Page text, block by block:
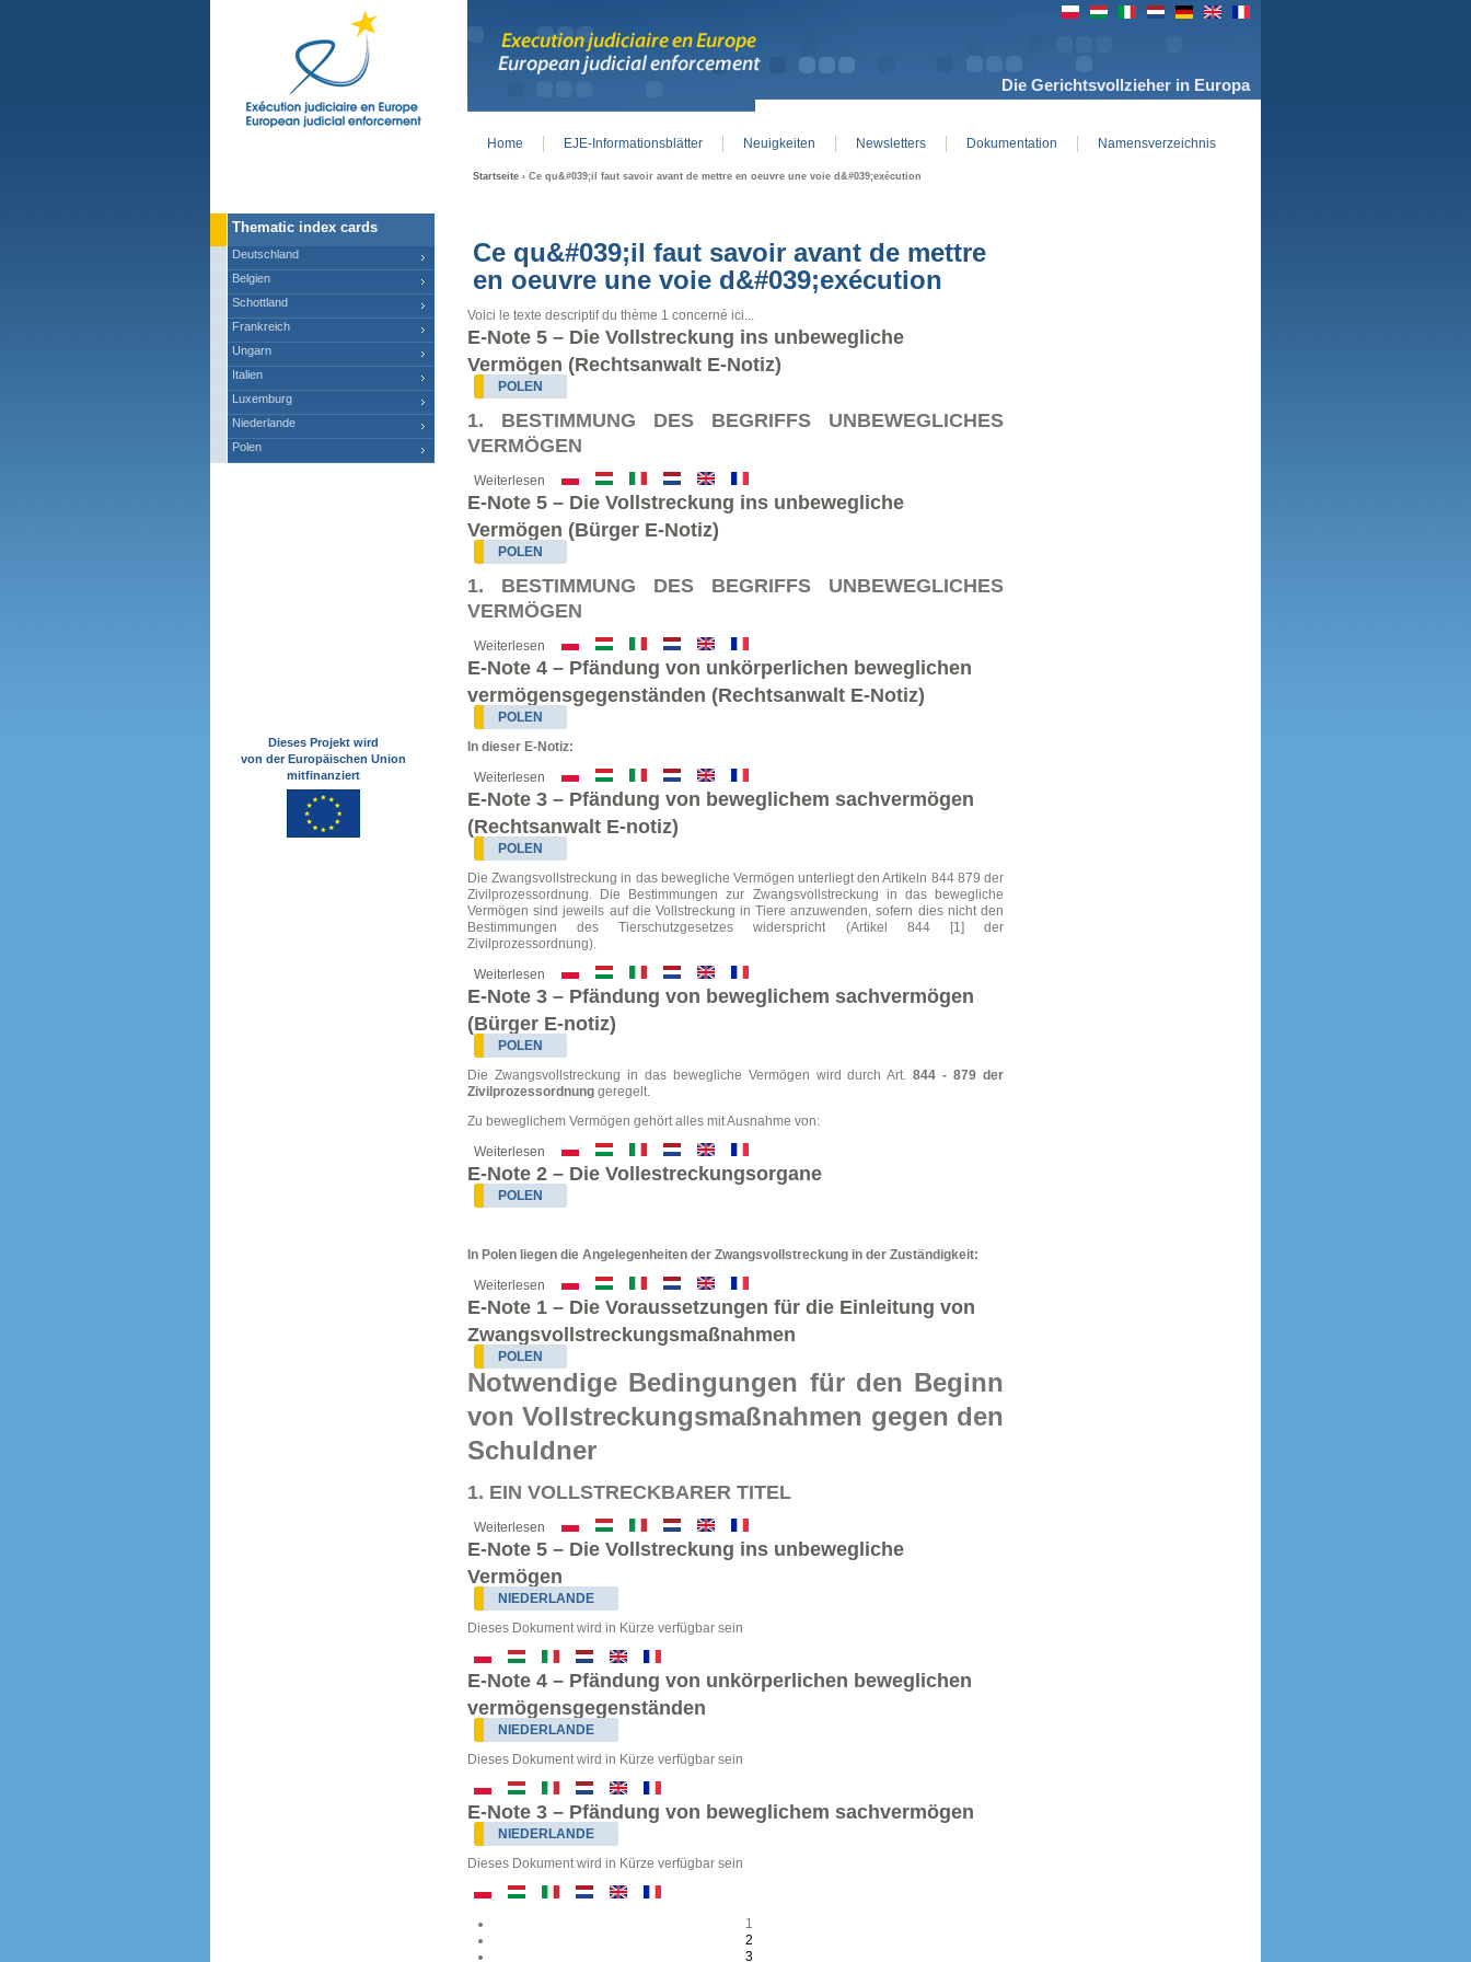
Die Gerichtsvollzieher in Europa
Startseite › Ce qu&#039;il faut savoir avant de mettre en oeuvre une voie d&#039;exécution
Ce qu&#039;il faut savoir avant de mettre
en oeuvre une voie d&#039;exécution
Voici le texte descriptif du thème 1 concerné ici...
E-Note 5 – Die Vollstreckung ins unbewegliche
Vermögen (Rechtsanwalt E-Notiz)
POLEN
1. BESTIMMUNG DES BEGRIFFS UNBEWEGLICHES
VERMÖGEN
Weiterlesen
E-Note 5 – Die Vollstreckung ins unbewegliche
Vermögen (Bürger E-Notiz)
POLEN
1. BESTIMMUNG DES BEGRIFFS UNBEWEGLICHES
VERMÖGEN
Weiterlesen
E-Note 4 – Pfändung von unkörperlichen beweglichen
vermögensgegenständen (Rechtsanwalt E-Notiz)
POLEN
In dieser E-Notiz:
Weiterlesen
E-Note 3 – Pfändung von beweglichem sachvermögen
(Rechtsanwalt E-notiz)
POLEN
Die Zwangsvollstreckung in das bewegliche Vermögen unterliegt den Artikeln 844 879 der
Zivilprozessordnung. Die Bestimmungen zur Zwangsvollstreckung in das bewegliche
Vermögen sind jeweils auf die Vollstreckung in Tiere anzuwenden, sofern dies nicht den
Bestimmungen des Tierschutzgesetzes widerspricht (Artikel 844 [1] der
Zivilprozessordnung).
Weiterlesen
E-Note 3 – Pfändung von beweglichem sachvermögen
(Bürger E-notiz)
POLEN
Die Zwangsvollstreckung in das bewegliche Vermögen wird durch Art.844 - 879 der
Zivilprozessordnung geregelt.
Zu beweglichem Vermögen gehört alles mit Ausnahme von:
Weiterlesen
E-Note 2 – Die Vollestreckungsorgane
POLEN
In Polen liegen die Angelegenheiten der Zwangsvollstreckung in der Zuständigkeit:
Weiterlesen
E-Note 1 – Die Voraussetzungen für die Einleitung von
Zwangsvollstreckungsmaßnahmen
POLEN
Notwendige Bedingungen für den Beginn
von Vollstreckungsmaßnahmen gegen den
Schuldner
1. EIN VOLLSTRECKBARER TITEL
Weiterlesen
E-Note 5 – Die Vollstreckung ins unbewegliche
Vermögen
NIEDERLANDE
Dieses Dokument wird in Kürze verfügbar sein
E-Note 4 – Pfändung von unkörperlichen beweglichen
vermögensgegenständen
NIEDERLANDE
Dieses Dokument wird in Kürze verfügbar sein
E-Note 3 – Pfändung von beweglichem sachvermögen
NIEDERLANDE
Dieses Dokument wird in Kürze verfügbar sein
1
2
3
Home EJE-Informationsblätter Neuigkeiten Newsletters Dokumentation Namensverzeichnis
Thematic index cards
Deutschland
Belgien
Schottland
Frankreich
Ungarn
Italien
Luxemburg
Niederlande
Polen
Dieses Projekt wird
von der Europäischen Union
mitfinanziert